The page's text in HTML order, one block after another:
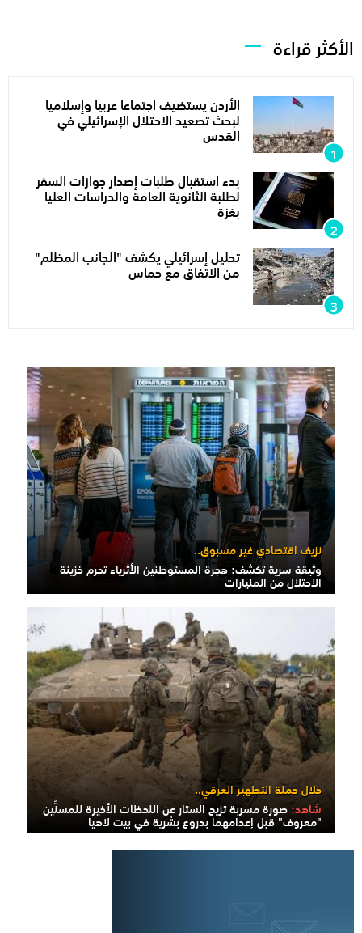
الأكثر قراءة
الأردن يستضيف اجتماعا عربيا وإسلاميا
لبحث تصعيد الاحتلال الإسرائيلي في
القدس
بدء استقبال طلبات إصدار جوازات السفر
لطلبة الثانوية العامة والدراسات العليا
بغزة
تحليل إسرائيلي يكشف "الجانب المظلم"
من الاتفاق مع حماس
نزيف اقتصادي غير مسبوق..
وثيقة سرية تكشف: هجرة المستوطنين الأثرياء تحرم خزينة
الاحتلال من المليارات
خلال حملة التطهير العرقي..
شاهد:صورة مسربة تزيح الستار عن اللحظات الأخيرة للمسنَّين
"معروف" قبل إعدامهما بدروع بشرية في بيت لاهيا